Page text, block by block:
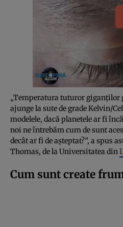
„Temperatura tuturor giganților
ajunge la sute de grade Kelvin/
modelele, dacă planetele ar fi
noi ne întrebăm cum de sunt
decât ar fi de așteptat?”, a spus
Thomas, de la Universitatea din
Cum sunt create